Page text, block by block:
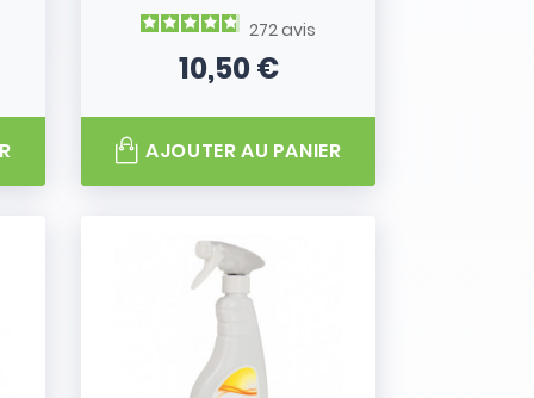
272avis
Prix
10,50 €
AJOUTER AU PANIER